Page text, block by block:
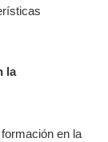
la
en la